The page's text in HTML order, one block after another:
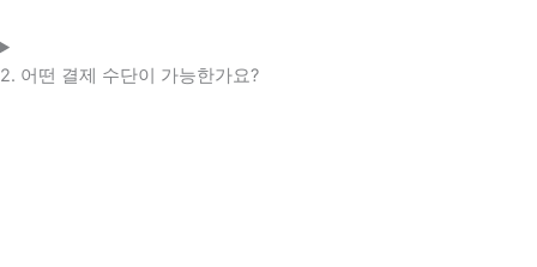
2. 어떤 결제 수단이 가능한가요?